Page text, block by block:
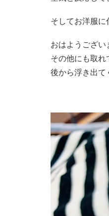
そしてお洋服に
おはようござい
その他にも取れ
後から浮き出て